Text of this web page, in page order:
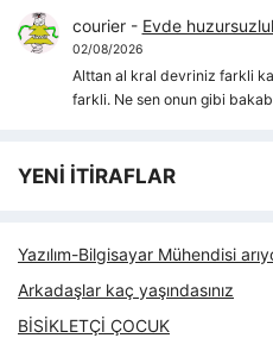
courier- Evde
02/08/2026
Alttan al kral devriniz farkli
farkli. Ne sen onun gibi
YENİ İTİRAFLAR
Yazılım-Bilgisayar Mühendisi
Arkadaşlar kaç yaşındasınız
BİSİKLETÇİ ÇOCUK